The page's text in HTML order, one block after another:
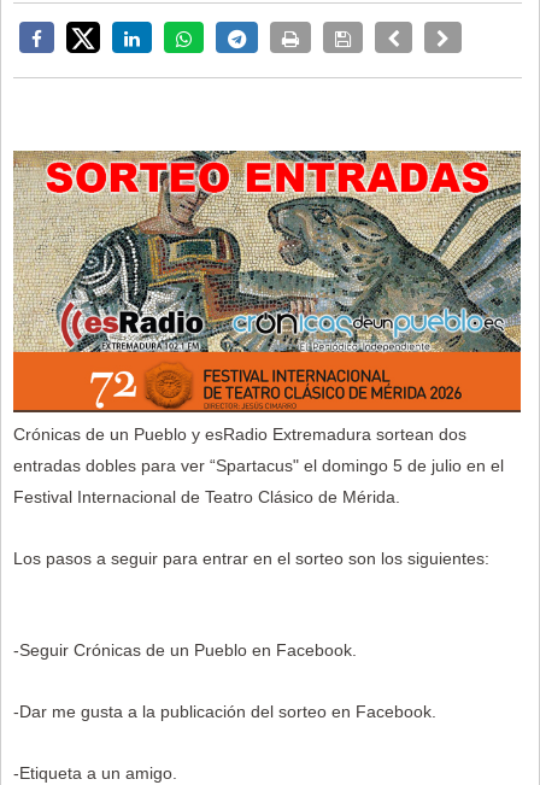
Crónicas de un Pueblo y esRadio Extremadura sortean dos
entradas dobles para ver “Spartacus" el domingo 5 de julio en el
Festival Internacional de Teatro Clásico de Mérida.
Los pasos a seguir para entrar en el sorteo son los siguientes:
-Seguir Crónicas de un Pueblo en Facebook.
-Dar me gusta a la publicación del sorteo en Facebook.
-Etiqueta a un amigo.